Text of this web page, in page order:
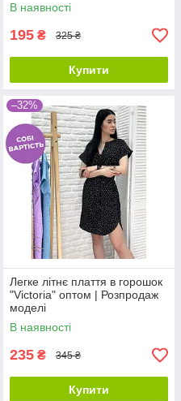
В наявності
195 ₴ 325 ₴
Купити
–32%
Легке літнє плаття в горошок
"Victoria" оптом | Розпродаж
моделі
В наявності
235 ₴ 345 ₴
Купити